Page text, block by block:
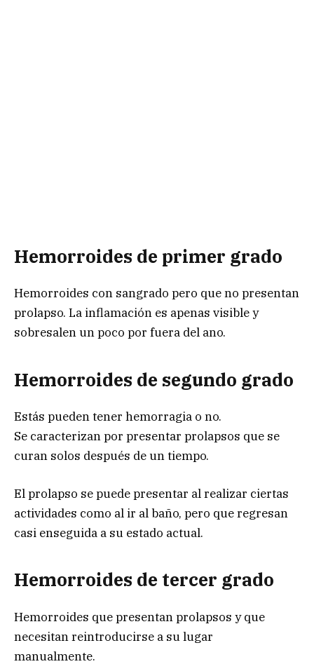
Hemorroides de primer grado
Hemorroides con sangrado pero que no presentan
prolapso. La inflamación es apenas visible y
sobresalen un poco por fuera del ano.
Hemorroides de segundo grado
Estás pueden tener hemorragia o no.
Se caracterizan por presentar prolapsos que se
curan solos después de un tiempo.
El prolapso se puede presentar al realizar ciertas
actividades como al ir al baño, pero que regresan
casi enseguida a su estado actual.
Hemorroides de tercer grado
Hemorroides que presentan prolapsos y que
necesitan reintroducirse a su lugar
manualmente.